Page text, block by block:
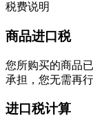
税费说明
商品进口税
您所购买的商品
承担，您无需再
进口税计算